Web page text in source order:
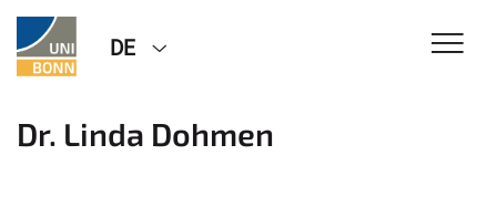
DE
Dr. Linda Dohmen